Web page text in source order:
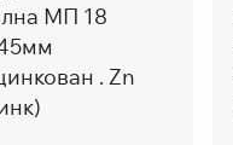
МП 18
. Zn